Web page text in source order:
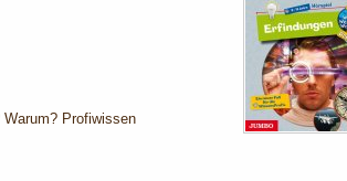
Profiwissen